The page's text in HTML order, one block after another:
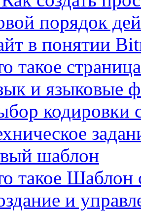
порядок
в понятии
такое страница
и языковые
кодировки
шаблон
такое Шаблон
и